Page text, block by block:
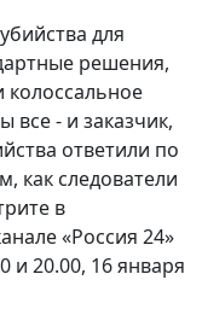
для
решения,
колоссальное
все - и заказчик,
ответили по
как следователи
в
«Россия 24»
и 20.00, 16 января